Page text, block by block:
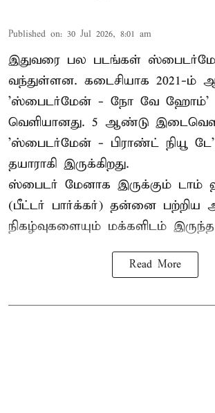
Published on: 30 Jul 2026, 8:01 am
இதுவரை பல படங்கள்
வந்துள்ளன. கடைசியாக 2021-ம்
'ஸ்பைடர்மேன் - நோ வே ஹோம்'
வெளியானது. 5 ஆண்டு
'ஸ்பைடர்மேன் - பிராண்ட் நியூ டே
தயாராகி இருக்கிறது.
ஸ்பைடர் மேனாக இருக்கும்
(பீட்டர் பார்க்கர்) தன்னை பற்றிய
நிகழ்வுகளையும் மக்களிடம்
Read More